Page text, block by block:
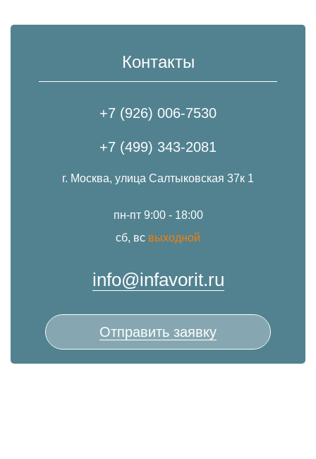
Контакты
+7 (926) 006-7530
+7 (499) 343-2081
г. Москва, улица Салтыковская 37к 1
пн-пт 9:00 - 18:00
сб, вс выходной
info@infavorit.ru
Отправить заявку